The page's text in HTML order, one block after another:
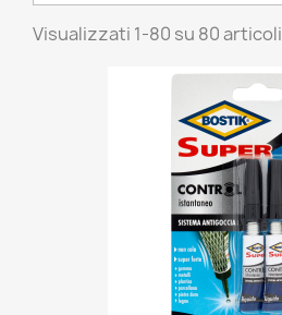
Visualizzati 1-80 su 80 articoli